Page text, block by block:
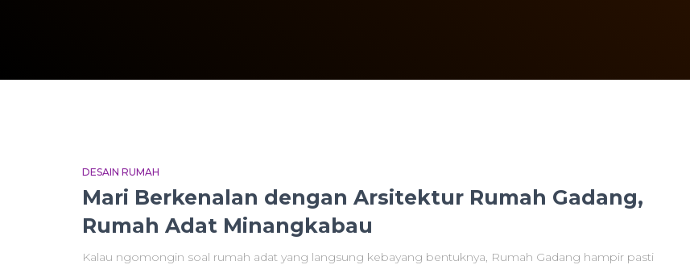
DESAIN RUMAH
Mari Berkenalan dengan Arsitektur Rumah Gadang,
Rumah Adat Minangkabau
Kalau ngomongin soal rumah adat yang langsung kebayang bentuknya, Rumah Gadang hampir pasti